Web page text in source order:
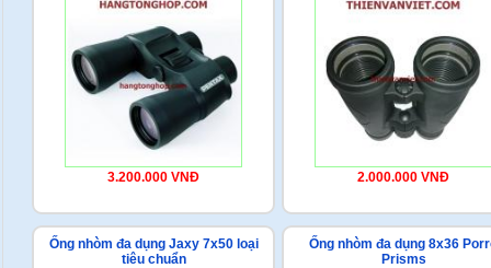
3.200.000 VNĐ 2.000.000 VNĐ
Ống nhòm đa dụng Jaxy 7x50 loại
tiêu chuẩn
Ống nhòm đa dụng 8x36
Prisms